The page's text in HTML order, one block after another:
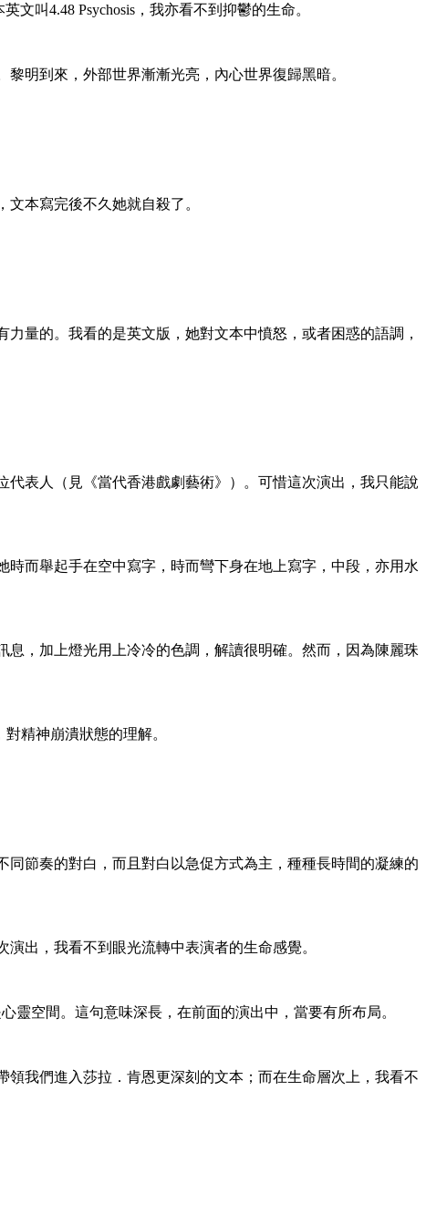
文叫4.48 Psychosis，我亦看不到抑鬱的生命。
明到來，外部世界漸漸光亮，內心世界復歸黑暗。
本寫完後不久她就自殺了。
的。我看的是英文版，她對文本中憤怒，或者困惑的語調，
表人（見《當代香港戲劇藝術》）。可惜這次演出，我只能說
而舉起手在空中寫字，時而彎下身在地上寫字，中段，亦用水
，加上燈光用上冷冷的色調，解讀很明確。然而，因為陳麗珠
精神崩潰狀態的理解。
節奏的對白，而且對白以急促方式為主，種種長時間的凝練的
出，我看不到眼光流轉中表演者的生命感覺。
靈空間。這句意味深長，在前面的演出中，當要有所布局。
我們進入莎拉．肯恩更深刻的文本；而在生命層次上，我看不